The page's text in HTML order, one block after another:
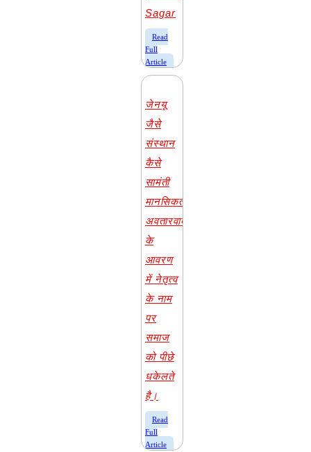
Sagar
​Read
Full
Article
जेनयू
जैसे
संस्थान
कैसे
सामंती
मानसिकता,
अवतारवाद
के
आवरण
में नेतृत्व
के नाम
पर
समाज
को पीछे
धकेलते
है।
​Read
Full
Article